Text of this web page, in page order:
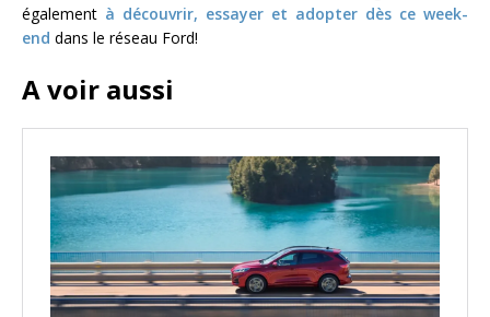
également à découvrir, essayer et adopter dès ce week-
end dans le réseau Ford!
A voir aussi